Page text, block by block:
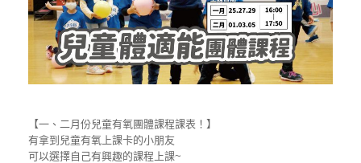
【一、二月份兒童有氧團體課程課表！】
有拿到兒童有氧上課卡的小朋友
可以選擇自己有興趣的課程上課~